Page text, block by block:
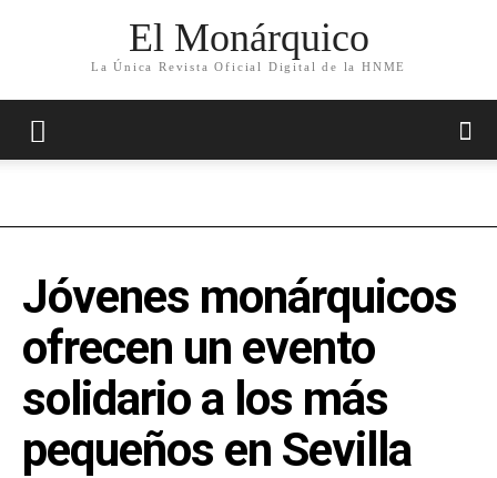
El Monárquico
La Única Revista Oficial Digital de la HNME
Jóvenes monárquicos
ofrecen un evento
solidario a los más
pequeños en Sevilla